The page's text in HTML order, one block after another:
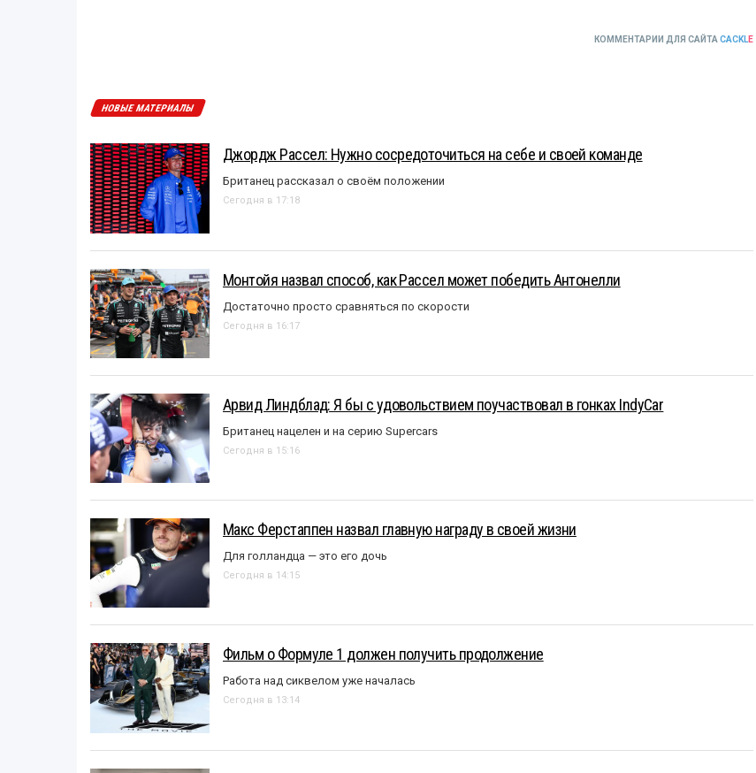
КОММЕНТАРИИ ДЛЯ САЙТАCACKLE
НОВЫЕ МАТЕРИАЛЫ
Джордж Рассел: Нужно сосредоточиться на себе и своей команде
Британец рассказал о своём положении
Сегодня в 17:18
Монтойя назвал способ, как Рассел может победить Антонелли
Достаточно просто сравняться по скорости
Сегодня в 16:17
Арвид Линдблад: Я бы с удовольствием поучаствовал в гонках IndyCar
Британец нацелен и на серию Supercars
Сегодня в 15:16
Макс Ферстаппен назвал главную награду в своей жизни
Для голландца — это его дочь
Сегодня в 14:15
Фильм о Формуле 1 должен получить продолжение
Работа над сиквелом уже началась
Сегодня в 13:14